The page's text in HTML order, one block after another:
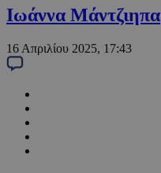
Ιωάννα Μάντζιηπα
16 Απριλίου 2025, 17:43